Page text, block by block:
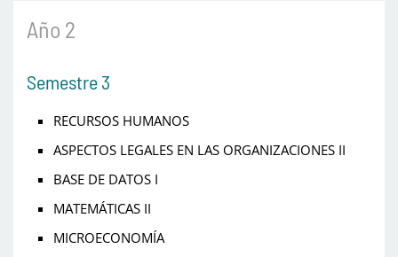
Año 2
Semestre 3
RECURSOS HUMANOS
ASPECTOS LEGALES EN LAS ORGANIZACIONES II
BASE DE DATOS I
MATEMÁTICAS II
MICROECONOMÍA